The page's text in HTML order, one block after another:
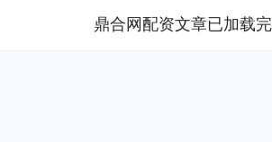
鼎合网配资文章已加载